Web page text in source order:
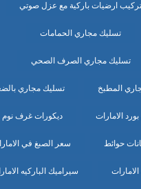
تركيب ارضيات باركية مع عزل صوتي
تسليك مجاري الحمامات
تسليك مجاري الصرف الصحي
المطبخ تسليك مجاري
الامارات ديكورات غرف نوم
حوائط سعر الصبغ في
سيراميك الباركيه